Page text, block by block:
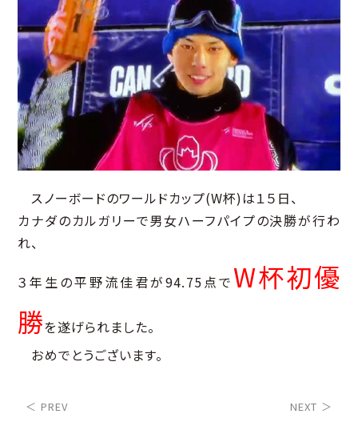
スノーボードのワールドカップ(W杯)は１５日、
カナダのカルガリーで男女ハーフパイプの決勝が行わ
れ、
３年生の平野流佳君が94.75点で W杯初優
勝を遂げられました。
おめでとうございます。
＜ PREV NEXT ＞